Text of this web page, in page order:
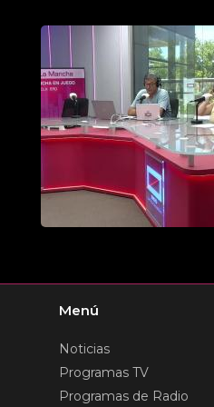
Menú
Noticias
Programas TV
Programas de Radio